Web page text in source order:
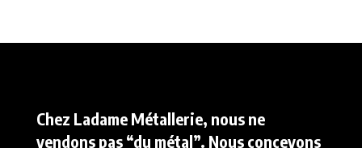
Chez Ladame Métallerie, nous ne
vendons pas “du métal”. Nous concevons